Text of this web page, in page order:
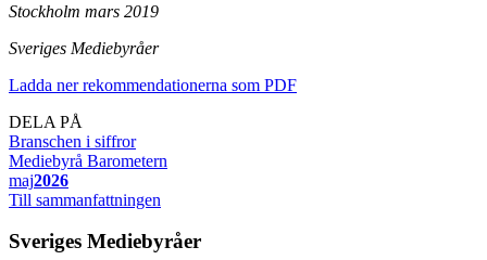
Stockholm mars 2019
Sveriges Mediebyråer
Ladda ner rekommendationerna som PDF
DELA PÅ
Branschen i siffror
Mediebyrå Barometern
maj2026
Till sammanfattningen
Sveriges Mediebyråer